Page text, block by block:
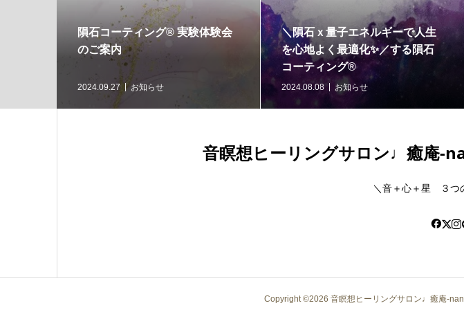
グ®︎お客様の声
＼浄化と開運／どっちも叶う🎵
春のW音浴＆マインドジャー®︎
2024.03.18
＼浄化と開運／どっち
冬至前のW音浴＆瞑想
内
2023.11.24
音瞑想ヒーリングサロン♩癒庵-
＼音＋心＋星 ３つ
Copyright ©2026 音瞑想ヒーリングサロン♩癒庵-